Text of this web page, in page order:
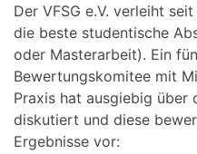
Der VFSG e.V. verleiht
die beste studentische
oder Masterarbeit). Ein
Bewertungskomitee mit
Praxis hat ausgiebig über
diskutiert und diese
Ergebnisse vor: